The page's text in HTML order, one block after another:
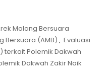
Malang Bersuara
Bersuara (AMB) , Evaluasi
terkait Polemik Dakwah
Dakwah Zakir Naik